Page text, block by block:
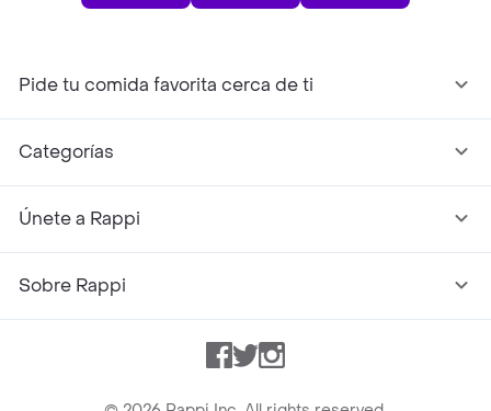
Pide tu comida favorita cerca de ti
Categorías
Únete a Rappi
Sobre Rappi
Facebook
TwitterInstagram